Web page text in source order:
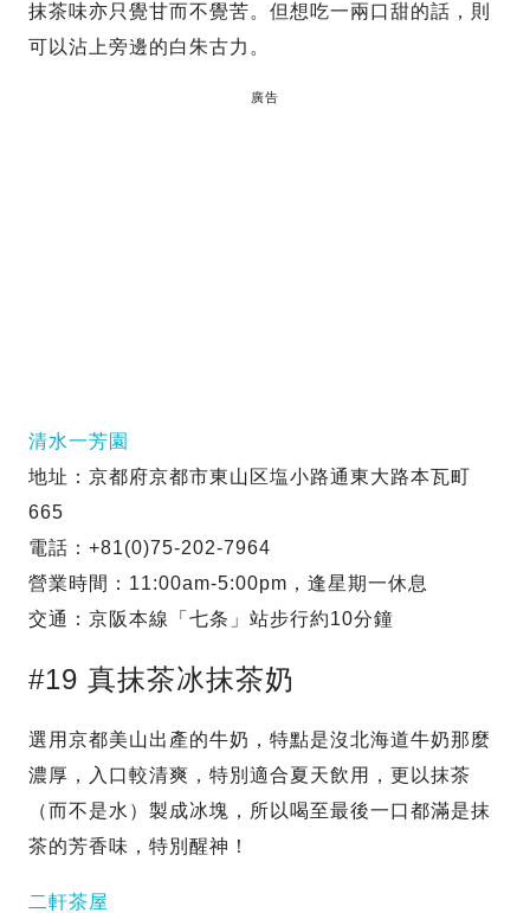
抹茶味亦只覺甘而不覺苦。但想吃一兩口甜的話，則
可以沾上旁邊的白朱古力。
廣告
清水一芳園
地址：京都府京都市東山区塩小路通東大路本瓦町
665
電話：+81(0)75-202-7964
營業時間：11:00am-5:00pm，逢星期一休息
交通：京阪本線「七条」站步行約10分鐘
#19 真抹茶冰抹茶奶
選用京都美山出產的牛奶，特點是沒北海道牛奶那麼
濃厚，入口較清爽，特別適合夏天飲用，更以抹茶
（而不是水）製成冰塊，所以喝至最後一口都滿是抹
茶的芳香味，特別醒神！
二軒茶屋